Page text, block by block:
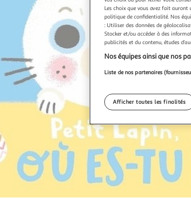
Les choix que vous avez fait auront
politique de confidentialité. Nos
: Utiliser des données de
Stocker et/ou accéder à des
publicités et du contenu, études
Nos équipes ainsi que nos
Liste de nos partenaires
Afficher toutes les finalités